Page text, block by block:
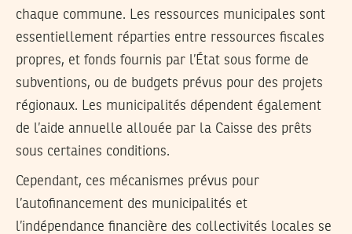
chaque commune. Les ressources municipales sont
essentiellement réparties entre ressources fiscales
propres, et fonds fournis par l’État sous forme de
subventions, ou de budgets prévus pour des projets
régionaux. Les municipalités dépendent également
de l’aide annuelle allouée par la Caisse des prêts
sous certaines conditions.
Cependant, ces mécanismes prévus pour
l’autofinancement des municipalités et
l’indépendance financière des collectivités locales se